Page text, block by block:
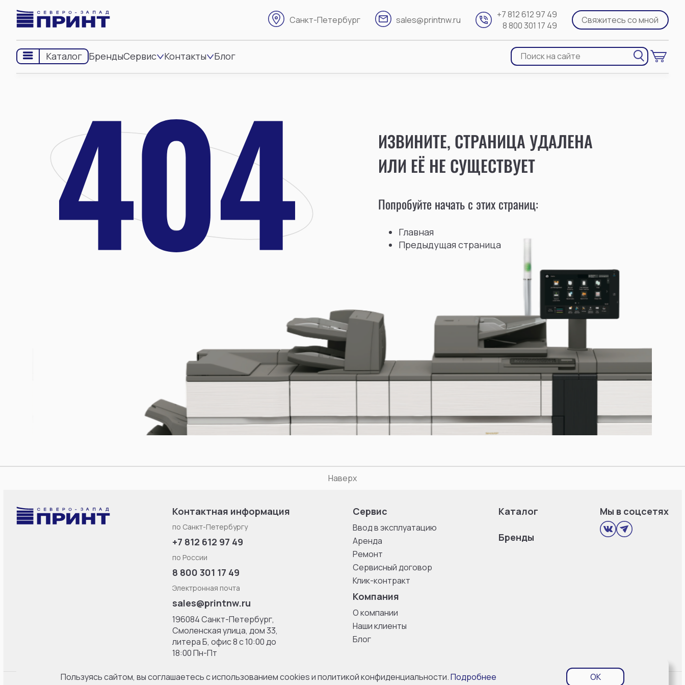
Санкт-Петербург sales@printnw.ru
+7 812 612 97 49
8 800 301 17 49
Свяжитесь со мной
Каталог БрендыСервис Контакты Блог
ИЗВИНИТЕ, СТРАНИЦА УДАЛЕНА
ИЛИ ЕЁ НЕ СУЩЕСТВУЕТ
Попробуйте начать с этих страниц:
Главная
Предыдущая страница
Наверх
Контактная информация
по Санкт-Петербургу
+7 812 612 97 49
по России
8 800 301 17 49
Электронная почта
sales@printnw.ru
196084 Санкт-Петербург,
Смоленская улица, дом 33,
литерa Б, офис 8 с 10:00 до
18:00 Пн-Пт
Сервис
Ввод в эксплуатацию
Аренда
Ремонт
Сервисный договор
Клик-контракт
Компания
О компании
Наши клиенты
Блог
Каталог
Бренды
Мы в соцсетях
Пользуясь сайтом, вы соглашаетесь с использованием cookies и политикой конфиденциальности.Подробнее OK